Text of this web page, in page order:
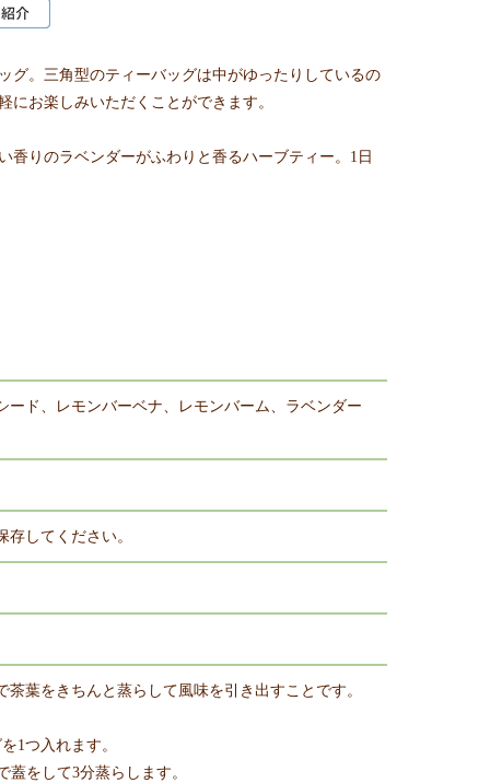
グ。三角型のティーバッグは中がゆったりしているの
お楽しみいただくことができます。
りのラベンダーがふわりと香るハーブティー。1日
ド、レモンバーベナ、レモンバーム、ラベンダー
してください。
葉をきちんと蒸らして風味を引き出すことです。
1つ入れます。
をして3分蒸らします。